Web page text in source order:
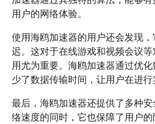
用户的网络体验。
使用海鸥加速器的用户还会发现
迟。这对于在线游戏和视频会议
用尤为重要。海鸥加速器通过优
少了数据传输时间，让用户在进行
最后，海鸥加速器还提供了多种
络速度的同时，它也保障了用户